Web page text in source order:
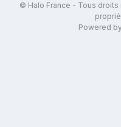
© Halo France - Tous
Powered